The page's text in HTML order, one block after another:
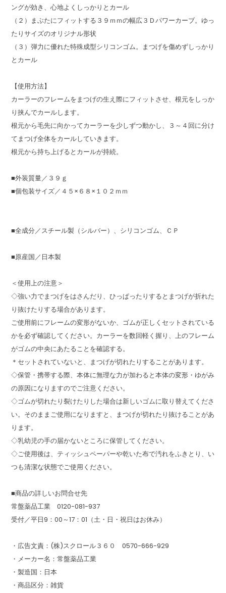
ングが効き、心地よくしっかりとカール
（２）まぶたにフィットする３９ｍｍの幅広３Ｄパワーカーブ。ゆっ
たりサイズのオリジナル形状
（３）弾力に優れた特殊成型シリコンゴム。まつげを傷めずしっかり
とカール
【使用方法】
カーラーのフレームをまつげの生え際にフィットさせ、根元をしっか
り挟んでカールします。
根元から毛先に向かってカーラーを少しずつ動かし、３～４回に分け
てまつげ全体をカールしていきます。
根元から持ち上げるとカールが持続。
■外装質量／３９ｇ
■個包装サイズ／４５×６８×１０２ｍｍ
■全成分／スチール製（シルバー）、シリコンゴム、ＣＰ
■原産国／日本製
＜使用上の注意＞
◇強い力でまつげをはさんだり、ひっぱったりするとまつげが折れた
り抜けたりする場合があります。
ご使用前にフレームの変形がないか、ゴムが正しくセットされている
かを必ず確認してください。カーラーを数回軽く握り、上のフレーム
がゴムの中央にあたることを確認する。
＊セットされていないと、まつげが切れたりすることがあります。
◇保管・携帯する際、本体に無理な力が加わると本体の変形・ゆがみ
の原因になりますのでご注意ください。
◇ゴムが切れたり裂けたりした場合は新しいゴムに取り替えてくださ
い。そのままご使用になりますと、まつげが切れたり抜けることがあ
ります。
◇乳幼児の手の届かないところに保管してください。
◇ご使用後は、ティッシュペーパーや乾いた布で汚れをふきとり、い
つも清潔な状態でご使用ください。
■商品の詳しいお問合せ先
常盤薬品工業 0120-081-937
受付／平日9：00～17：01（土・日・祝日はお休み）
・広告文責：(株)スクロール３６０ 0570-666-929
・メーカー名：常盤薬品工業
・製造国：日本
・商品区分：雑貨